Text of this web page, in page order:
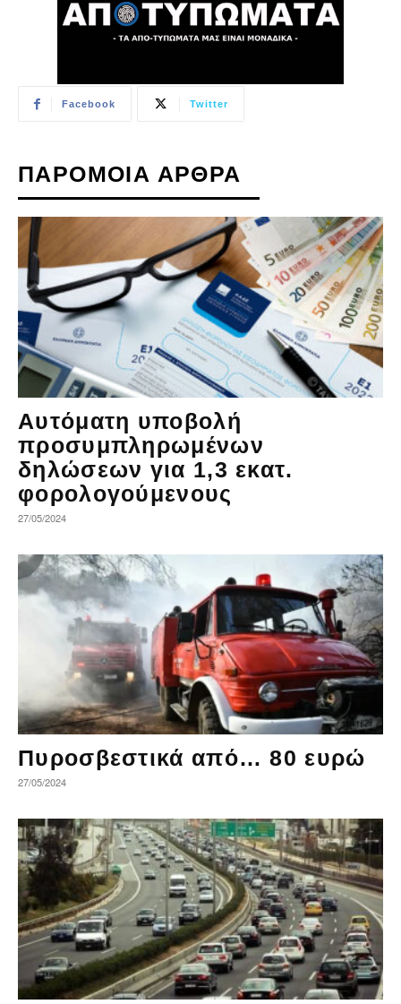
Facebook Twitter
ΠΑΡΟΜΟΙΑ ΑΡΘΡΑ
Αυτόματη υποβολή
προσυμπληρωμένων
δηλώσεων για 1,3 εκατ.
φορολογούμενους
27/05/2024
Πυροσβεστικά από… 80 ευρώ
27/05/2024